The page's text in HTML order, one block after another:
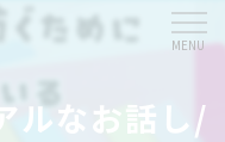
ルなお話し/